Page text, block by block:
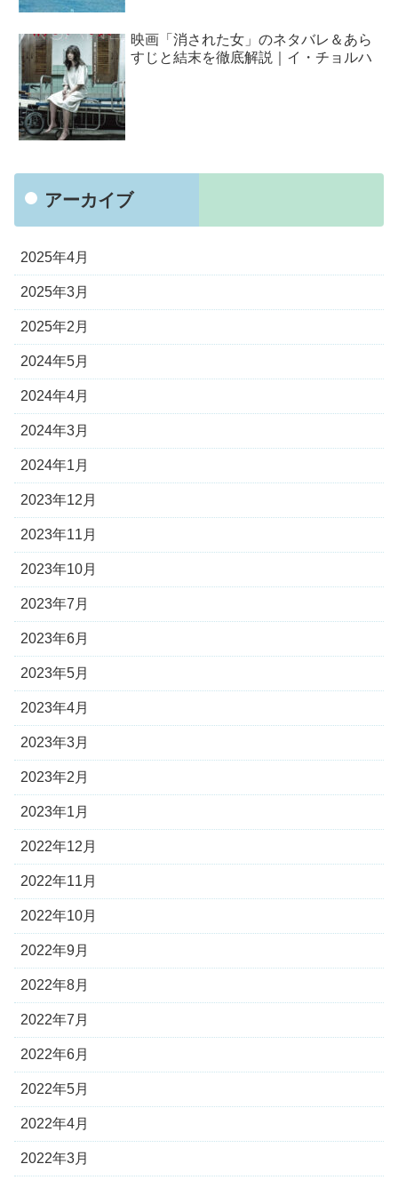
映画「消された女」のネタバレ＆あら
すじと結末を徹底解説｜イ・チョルハ
アーカイブ
2025年4月
2025年3月
2025年2月
2024年5月
2024年4月
2024年3月
2024年1月
2023年12月
2023年11月
2023年10月
2023年7月
2023年6月
2023年5月
2023年4月
2023年3月
2023年2月
2023年1月
2022年12月
2022年11月
2022年10月
2022年9月
2022年8月
2022年7月
2022年6月
2022年5月
2022年4月
2022年3月